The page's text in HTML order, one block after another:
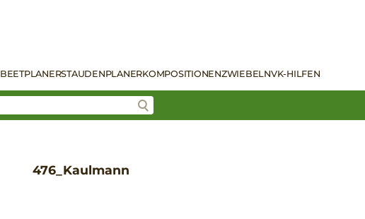
BEETPLANERSTAUDENPLANERKOMPOSITIONENZWIEBELNVK-HILFEN
476_Kaulmann